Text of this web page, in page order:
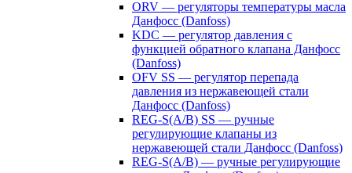
ORV — регуляторы температуры масла
Данфосс (Danfoss)
KDC — регулятор давления с
функцией обратного клапана Данфосс
(Danfoss)
OFV SS — регулятор перепада
давления из нержавеющей стали
Данфосс (Danfoss)
REG-S(A/B) SS — ручные
регулирующие клапаны из
нержавеющей стали Данфосс (Danfoss)
REG-S(A/B) — ручные регулирующие